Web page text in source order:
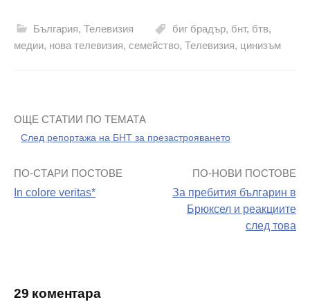
България, Телевизия биг брадър, бнт, бтв,
медии, нова телевизия, семейство, Телевизия, цинизъм
ОЩЕ СТАТИИ ПО ТЕМАТА
След репортажа на БНТ за презастрояването
Навигация
ПО-СТАРИ ПОСТОВЕ
In colore veritas*
ПО-НОВИ ПОСТОВЕ
За пребития българин в
Брюксел и реакциите
след това
29 коментара